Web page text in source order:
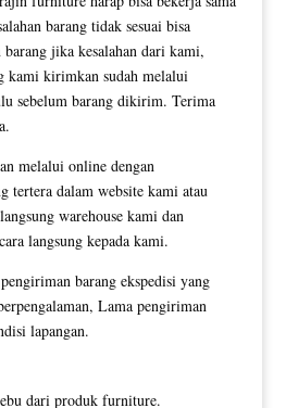
barang tidak sesuai bisa
jika kesalahan dari kami,
kami kirimkan sudah melalui
sebelum barang dikirim. Terima
melalui online dengan
tertera dalam website kami atau
warehouse kami dan
langsung kepada kami.
barang ekspedisi yang
Lama pengiriman
lapangan.
dari produk furniture.